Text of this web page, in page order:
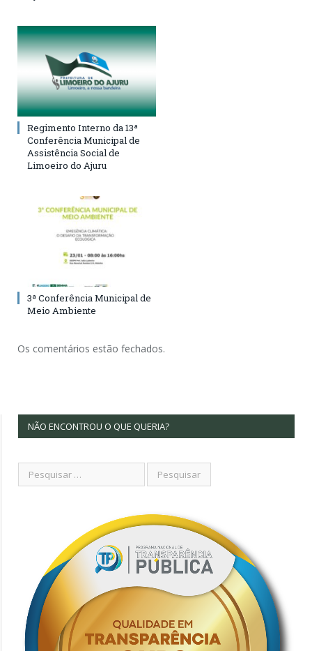
Regimento Interno da 13ª
Conferência Municipal de
Assistência Social de
Limoeiro do Ajuru
3ª Conferência Municipal de
Meio Ambiente
Os comentários estão fechados.
NÃO ENCONTROU O QUE QUERIA?